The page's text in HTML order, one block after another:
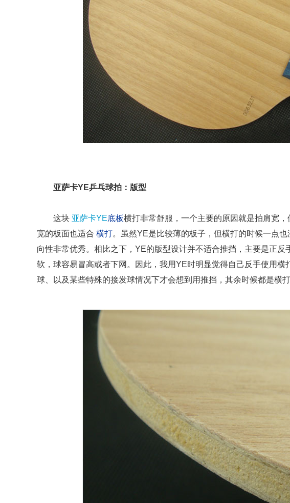
亚萨卡YE乒乓球拍：版型
这块 亚萨卡YE底板横打非常舒服，一个主要的原因就是拍肩宽
宽的板面也适合 横打。虽然YE是比较薄的板子，但横打的时候一点
向性非常优秀。相比之下，YE的版型设计并不适合推挡，主要是正
软，球容易冒高或者下网。因此，我用YE时明显觉得自己反手使用
球、以及某些特殊的接发球情况下才会想到用推挡，其余时候都是横